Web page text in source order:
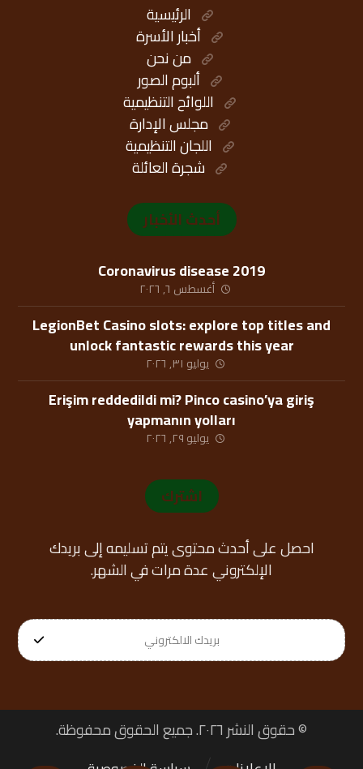
الرئيسية
أخبار الأسرة
من نحن
ألبوم الصور
اللوائح التنظيمية
مجلس الإدارة
اللجان التنظيمية
شجرة العائلة
أحدث الأخبار
Coronavirus disease 2019
أغسطس ٦, ٢٠٢٦
LegionBet Casino slots: explore top titles and
unlock fantastic rewards this year
يوليو ٣١, ٢٠٢٦
Erişim reddedildi mi? Pinco casino’ya giriş
yapmanın yolları
يوليو ٢٩, ٢٠٢٦
اشترك
احصل على أحدث محتوى يتم تسليمه إلى بريدك
الإلكتروني عدة مرات في الشهر.
© حقوق النشر ٢٠٢٦. جميع الحقوق محفوظة.